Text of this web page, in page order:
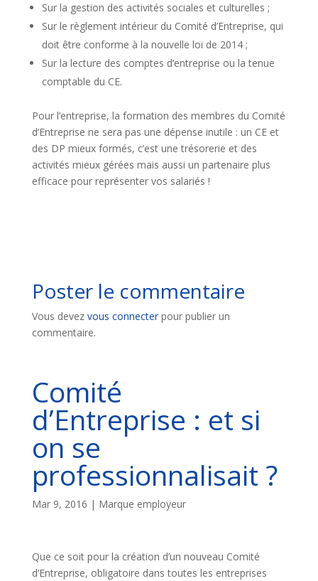
Sur la gestion des activités sociales et culturelles ;
Sur le règlement intérieur du Comité d’Entreprise, qui
doit être conforme à la nouvelle loi de 2014 ;
Sur la lecture des comptes d’entreprise ou la tenue
comptable du CE.
Pour l’entreprise, la formation des membres du Comité
d’Entreprise ne sera pas une dépense inutile : un CE et
des DP mieux formés, c’est une trésorerie et des
activités mieux gérées mais aussi un partenaire plus
efficace pour représenter vos salariés !
Poster le commentaire
Vous devez vous connecterpour publier un
commentaire.
Comité
d’Entreprise : et si
on se
professionnalisait ?
Mar 9, 2016 | Marque employeur
Que ce soit pour la création d’un nouveau Comité
d’Entreprise, obligatoire dans toutes les entreprises